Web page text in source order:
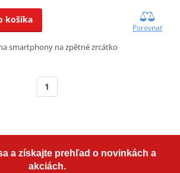
košíka
Porovnať
smartphony na zpětné zrcátko
1
a získajte prehľad o novinkách a
akciách.